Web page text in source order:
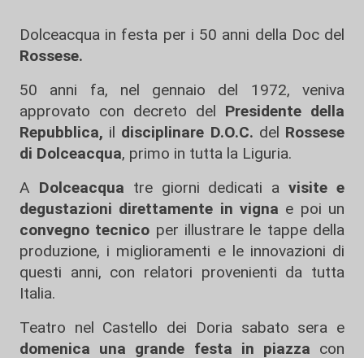
Dolceacqua in festa per i 50 anni della Doc del
Rossese.
50 anni fa, nel gennaio del 1972, veniva
approvato con decreto del Presidente della
Repubblica, il disciplinare D.O.C. del Rossese
di Dolceacqua, primo in tutta la Liguria.
A Dolceacqua tre giorni dedicati avisite e
degustazioni direttamente in vigna e poi un
convegno tecnico per illustrare le tappe della
produzione, i miglioramenti e le innovazioni di
questi anni, con relatori provenienti da tutta
Italia.
Teatro nel Castello dei Doria sabato sera e
domenica una grande festa in piazza con